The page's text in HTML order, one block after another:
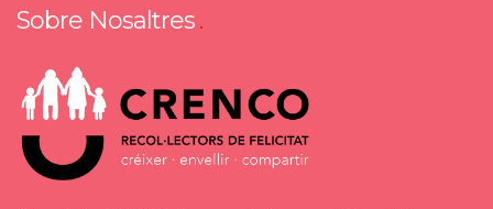
Sobre Nosaltres